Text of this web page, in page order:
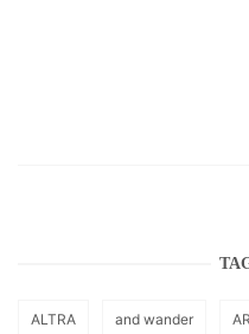
ALTRA and wander